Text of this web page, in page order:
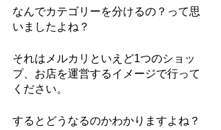
なんでカテゴリーを分けるの？って思
いましたよね？
それはメルカリといえど1つのショッ
プ、お店を運営するイメージで行って
ください。
するとどうなるのかわかりますよね？